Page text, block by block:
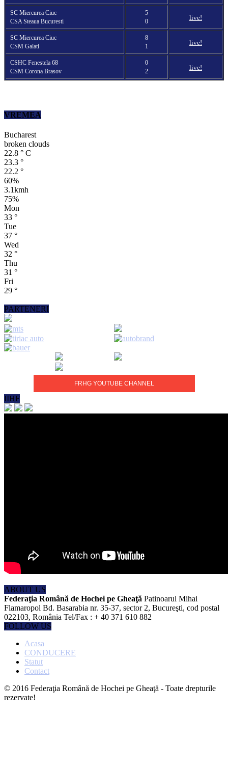
SC Miercurea Ciuc
CSA Steaua Bucuresti
5
0
live!
SC Miercurea Ciuc
CSM Galati
8
1
live!
CSHC Fenestela 68
CSM Corona Brasov
0
2
live!
VREMEA
Bucharest
broken clouds
22.8 ° C
23.3 °
22.2 °
60%
3.1kmh
75%
Mon
33 °
Tue
37 °
Wed
32 °
Thu
31 °
Fri
29 °
PARTENERI
FRHG YOUTUBE CHANNEL
IIHF
ABOUT US
Federaţia Română de Hochei pe Gheaţă Patinoarul Mihai
Flamaropol Bd. Basarabia nr. 35-37, sector 2, Bucureşti, cod postal
022103, România Tel/Fax : + 40 371 610 882
FOLLOW US
Acasa
CONDUCERE
Statut
Contact
© 2016 Federaţia Română de Hochei pe Gheaţă - Toate drepturile
rezervate!